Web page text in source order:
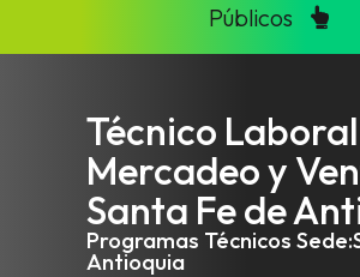
Públicos
Técnico
Mercadeo y
Santa Fe de
Programas Técnicos
Antioquia